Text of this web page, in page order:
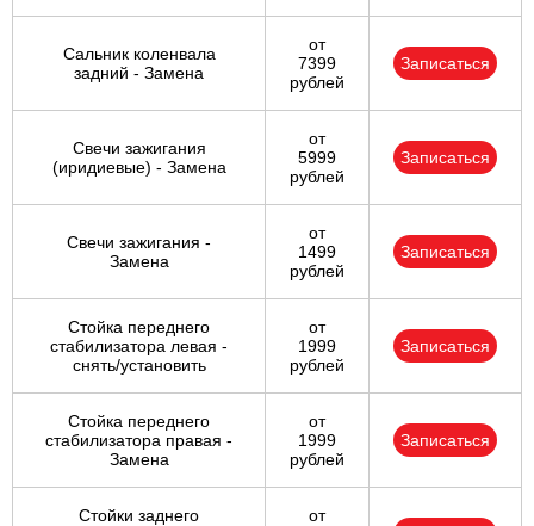
Сальник коленвала
задний - Замена
от
7399
рублей
Записаться
Свечи зажигания
(иридиевые) - Замена
от
5999
рублей
Записаться
Свечи зажигания -
Замена
от
1499
рублей
Записаться
Стойка переднего
стабилизатора левая -
снять/установить
от
1999
рублей
Записаться
Стойка переднего
стабилизатора правая -
Замена
от
1999
рублей
Записаться
Стойки заднего
от